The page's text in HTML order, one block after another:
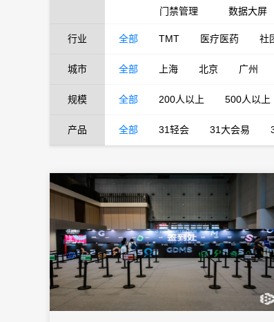
门禁管理
数据大屏
行业 全部 TMT 医疗医药 社
城市 全部 上海 北京 广州
规模 全部 200人以上 500人以上
产品 全部 31轻会 31大会易